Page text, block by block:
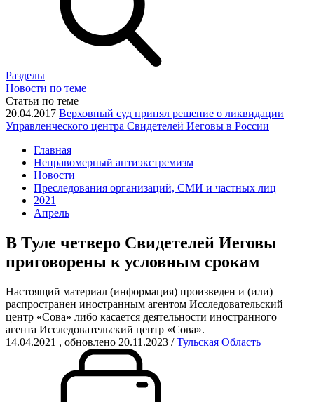
Разделы
Новости по теме
Статьи по теме
20.04.2017 Верховный суд принял решение о ликвидации
Управленческого центра Свидетелей Иеговы в России
Главная
Неправомерный антиэкстремизм
Новости
Преследования организаций, СМИ и частных лиц
2021
Апрель
В Туле четверо Свидетелей Иеговы
приговорены к условным срокам
Настоящий материал (информация) произведен и (или)
распространен иностранным агентом Исследовательский
центр «Сова» либо касается деятельности иностранного
агента Исследовательский центр «Сова».
14.04.2021 , обновлено 20.11.2023 /Тульская Область